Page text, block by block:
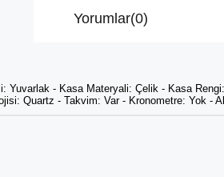
Yorumlar(0)
Yuvarlak - Kasa Materyali: Çelik - Kasa
Quartz - Takvim: Var - Kronometre: Yok